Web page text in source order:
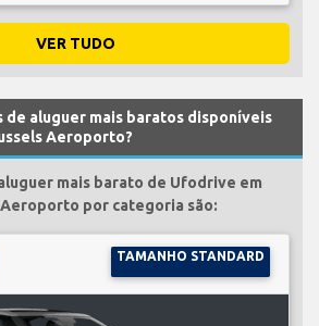
VER TUDO
de aluguer mais baratos disponíveis
Aeroporto?
mais barato de Ufodrive em
por categoria são:
TAMANHO STANDARD